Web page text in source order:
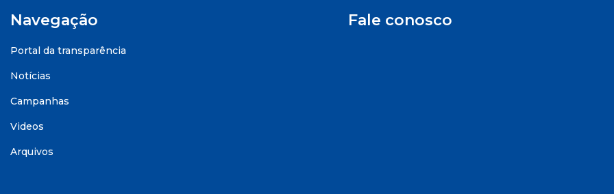
Navegação
Portal da transparência
Notícias
Campanhas
Videos
Arquivos
Fale conosco